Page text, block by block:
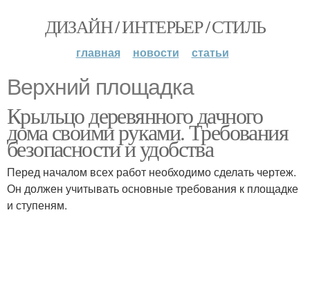
ДИЗАЙН / ИНТЕРЬЕР / СТИЛЬ
главная новости статьи
Верхний площадка
Крыльцо деревянного дачного
дома своими руками. Требования
безопасности и удобства
Перед началом всех работ необходимо сделать чертеж.
Он должен учитывать основные требования к площадке
и ступеням.